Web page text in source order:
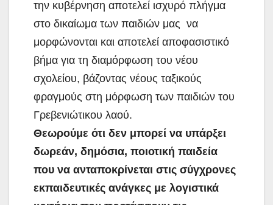
την κυβέρνηση αποτελεί ισχυρό πλήγμα
στο δικαίωμα των παιδιών μας να
μορφώνονται και αποτελεί αποφασιστικό
βήμα για τη διαμόρφωση του νέου
σχολείου, βάζοντας νέους ταξικούς
φραγμούς στη μόρφωση των παιδιών του
Γρεβενιώτικου λαού.
Θεωρούμε ότι δεν μπορεί να υπάρξει
δωρεάν, δημόσια, ποιοτική παιδεία
που να ανταποκρίνεται στις σύγχρονες
εκπαιδευτικές ανάγκες με λογιστικά